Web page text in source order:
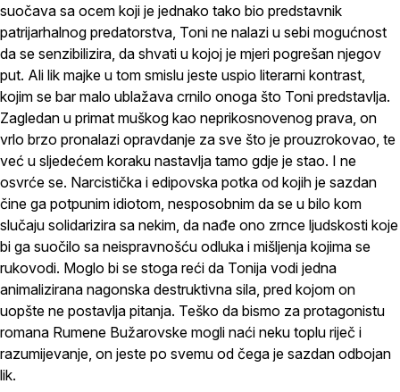
suočava sa ocem koji je jednako tako bio predstavnik
patrijarhalnog predatorstva, Toni ne nalazi u sebi mogućnost
da se senzibilizira, da shvati u kojoj je mjeri pogrešan njegov
put. Ali lik majke u tom smislu jeste uspio literarni kontrast,
kojim se bar malo ublažava crnilo onoga što Toni predstavlja.
Zagledan u primat muškog kao neprikosnovenog prava, on
vrlo brzo pronalazi opravdanje za sve što je prouzrokovao, te
već u sljedećem koraku nastavlja tamo gdje je stao. I ne
osvrće se. Narcistička i edipovska potka od kojih je sazdan
čine ga potpunim idiotom, nesposobnim da se u bilo kom
slučaju solidarizira sa nekim, da nađe ono zrnce ljudskosti koje
bi ga suočilo sa neispravnošću odluka i mišljenja kojima se
rukovodi. Moglo bi se stoga reći da Tonija vodi jedna
animalizirana nagonska destruktivna sila, pred kojom on
uopšte ne postavlja pitanja. Teško da bismo za protagonistu
romana Rumene Bužarovske mogli naći neku toplu riječ i
razumijevanje, on jeste po svemu od čega je sazdan odbojan
lik.